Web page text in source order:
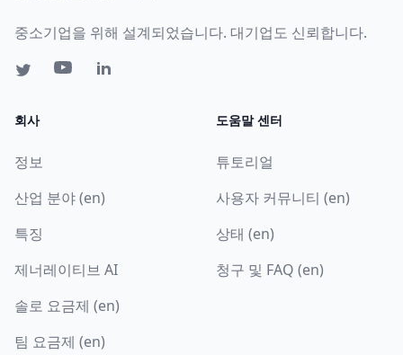
중소기업을 위해 설계되었습니다. 대기업도 신뢰합니다.
회사
정보
산업 분야 (en)
특징
제너레이티브 AI
솔로 요금제 (en)
팀 요금제 (en)
도움말 센터
튜토리얼
사용자 커뮤니티 (en)
상태 (en)
청구 및 FAQ (en)